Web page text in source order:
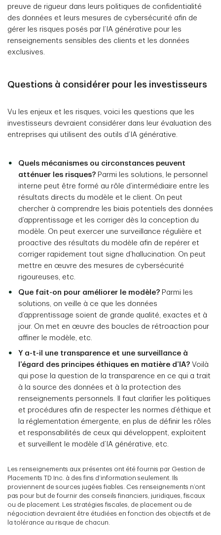
preuve de rigueur dans leurs politiques de confidentialité
des données et leurs mesures de cybersécurité afin de
gérer les risques posés par l’IA générative pour les
renseignements sensibles des clients et les données
exclusives.
Questions à considérer pour les investisseurs
Vu les enjeux et les risques, voici les questions que les
investisseurs devraient considérer dans leur évaluation des
entreprises qui utilisent des outils d’IA générative.
Quels mécanismes ou circonstances peuvent
atténuer les risques? Parmi les solutions, le personnel
interne peut être formé au rôle d’intermédiaire entre les
résultats directs du modèle et le client. On peut
chercher à comprendre les biais potentiels des données
d’apprentissage et les corriger dès la conception du
modèle. On peut exercer une surveillance régulière et
proactive des résultats du modèle afin de repérer et
corriger rapidement tout signe d’hallucination. On peut
mettre en œuvre des mesures de cybersécurité
rigoureuses, etc.
Que fait-on pour améliorer le modèle? Parmi les
solutions, on veille à ce que les données
d’apprentissage soient de grande qualité, exactes et à
jour. On met en œuvre des boucles de rétroaction pour
affiner le modèle, etc.
Y a-t-il une transparence et une surveillance à
l’égard des principes éthiques en matière d’IA? Voilà
qui pose la question de la transparence en ce qui a trait
à la source des données et à la protection des
renseignements personnels. Il faut clarifier les politiques
et procédures afin de respecter les normes d’éthique et
la réglementation émergente, en plus de définir les rôles
et responsabilités de ceux qui développent, exploitent
et surveillent le modèle d’IA générative, etc.
Les renseignements aux présentes ont été fournis par Gestion de
Placements TD Inc. à des fins d’information seulement. Ils
proviennent de sources jugées fiables. Ces renseignements n’ont
pas pour but de fournir des conseils financiers, juridiques, fiscaux
ou de placement. Les stratégies fiscales, de placement ou de
négociation devraient être étudiées en fonction des objectifs et de
la tolérance au risque de chacun.